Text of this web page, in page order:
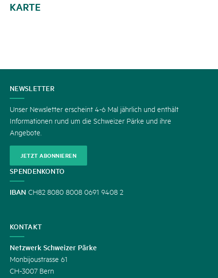
KARTE
KONTAKT
NEWSLETTER
Unser Newsletter erscheint 4-6 Mal jährlich und enthält
Informationen rund um die Schweizer Pärke und ihre
Angebote.
JETZT ABONNIEREN
SPENDENKONTO
IBAN CH82 8080 8008 0691 9408 2
KONTAKT
Netzwerk Schweizer Pärke
Monbijoustrasse 61
CH-3007 Bern